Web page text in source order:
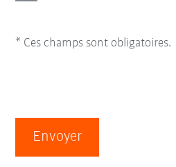
* Ces champs sont obligatoires.
Envoyer